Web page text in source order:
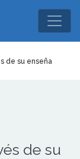
de su enseña
de su